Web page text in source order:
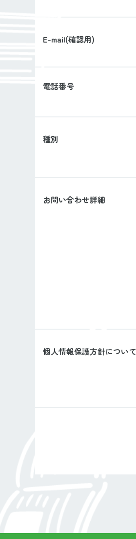
E-mail(確認用)
電話番号
種別
お問い合わせ詳細
個人情報保護方針について